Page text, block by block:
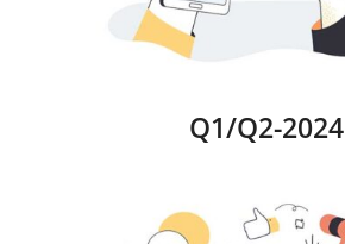
Q1/Q2-2024